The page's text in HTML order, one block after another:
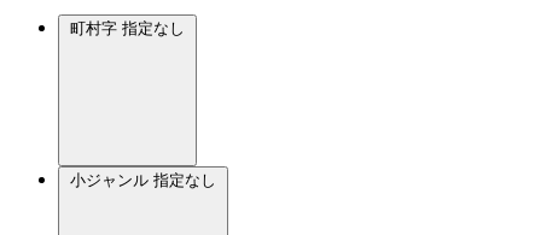
町村字 指定なし
小ジャンル 指定なし